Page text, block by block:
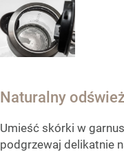
Naturalny
Umieść skórki w
podgrzewaj delikatnie